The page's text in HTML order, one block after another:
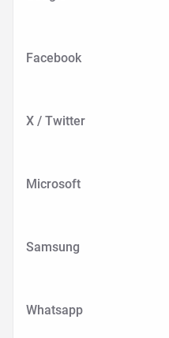
Facebook
X / Twitter
Microsoft
Samsung
Whatsapp